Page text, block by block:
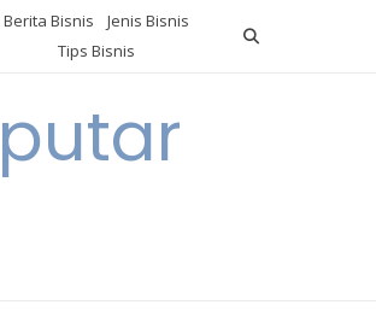
Berita Bisnis
Jenis Bisnis
Tips Bisnis